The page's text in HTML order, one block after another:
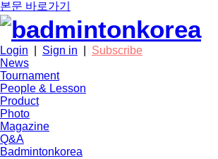
본문 바로가기
Login Sign in
Subscribe
News
Tournament
People & Lesson
Product
Photo
Magazine
Q&A
Badmintonkorea